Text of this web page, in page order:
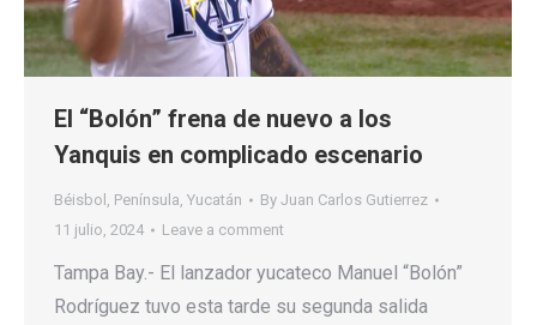
El “Bolón” frena de nuevo a los
Yanquis en complicado escenario
Béisbol , Península, Yucatán By Juan Carlos Gutierrez
11 julio, 2024
Leave a comment
Tampa Bay.- El lanzador yucateco Manuel “Bolón”
Rodríguez tuvo esta tarde su segunda salida